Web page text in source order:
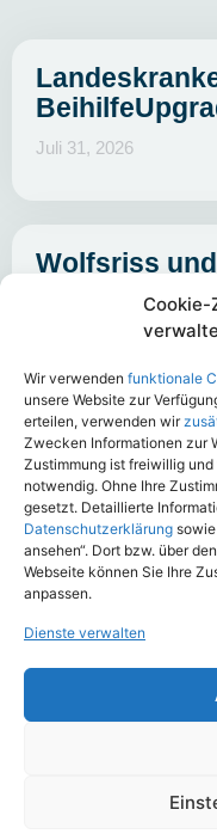
Cookie-
Wir verwenden funktionale
unsere Website zur
erteilen, verwenden wir
Zwecken Informationen zur
Zustimmung ist freiwillig
notwendig. Ohne Ihre
gesetzt. Detaillierte
Datenschutzerklärung
ansehen“. Dort bzw. über
Webseite können Sie Ihre
anpassen.
Dienste verwalten
Juli 31, 2026
Wolfsriss
DOMCURA
Juni 30, 2026
Insights in
Newsletter abonnieren